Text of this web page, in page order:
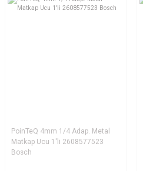
PoinTeQ 4mm 1/4 Adap. Metal
Matkap Ucu 1'li 2608577523
Bosch